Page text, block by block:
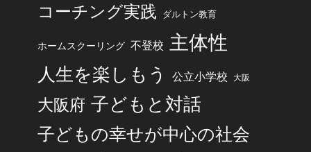
コーチング実践 ダルトン教育
ホームスクーリング 不登校 主体性
人生を楽しもう 公立小学校 大阪
大阪府 子どもと対話
子どもの幸せが中心の社会